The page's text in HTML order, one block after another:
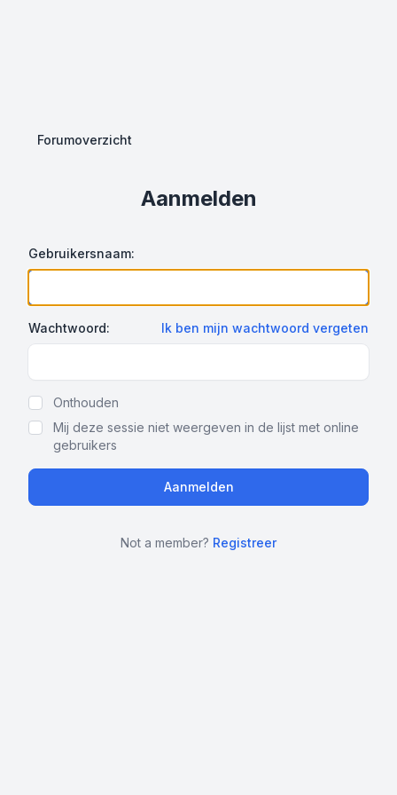
Forumoverzicht
Aanmelden
Gebruikersnaam:
Wachtwoord: Ik ben mijn wachtwoord vergeten
Onthouden
Mij deze sessie niet weergeven in de lijst met online
gebruikers
Not a member? Registreer